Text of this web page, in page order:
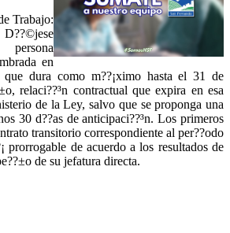
Trabajo:
D??©jese
en
dura como m??¡ximo hasta el 31 de
relaci??³n contractual que expira en esa
de la Ley, salvo que se proponga una
30 d??­as de anticipaci??³n. Los primeros
transitorio correspondiente al per??­odo
prorrogable de acuerdo a los resultados de
de su jefatura directa.